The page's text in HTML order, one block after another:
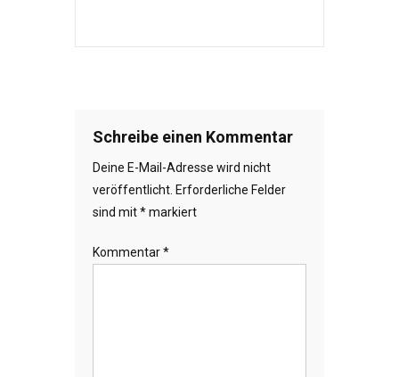
Schreibe einen Kommentar
Deine E-Mail-Adresse wird nicht
veröffentlicht. Erforderliche Felder
sind mit*markiert
Kommentar*